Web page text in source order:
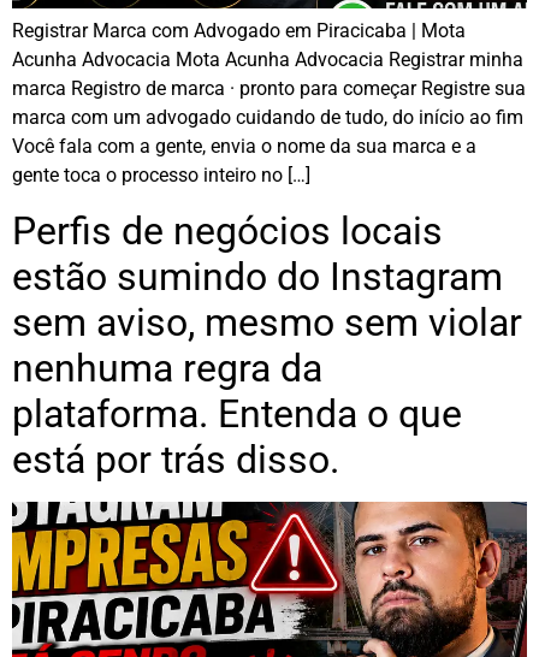
Registrar Marca com Advogado em Piracicaba | Mota
Acunha Advocacia Mota Acunha Advocacia Registrar minha
marca Registro de marca · pronto para começar Registre sua
marca com um advogado cuidando de tudo, do início ao fim
Você fala com a gente, envia o nome da sua marca e a
gente toca o processo inteiro no […]
Perfis de negócios locais
estão sumindo do Instagram
sem aviso, mesmo sem violar
nenhuma regra da
plataforma. Entenda o que
está por trás disso.